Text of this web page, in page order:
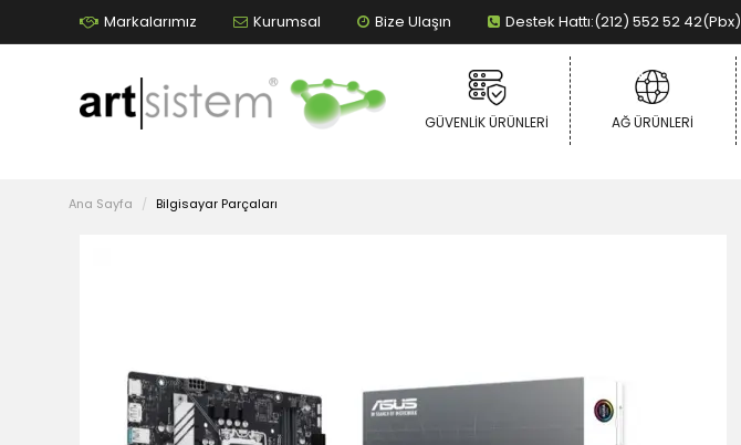
Markalarımız Kurumsal Bize Ulaşın Destek Hattı:(212) 552 52 42(Pbx)
GÜVENLIK ÜRÜNLERI AĞ ÜRÜNLERI
Ana Sayfa Bilgisayar Parçaları